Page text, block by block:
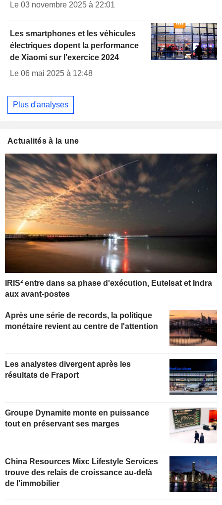
Le 03 novembre 2025 à 22:01
Les smartphones et les véhicules
électriques dopent la performance
de Xiaomi sur l'exercice 2024
Le 06 mai 2025 à 12:48
Plus d'analyses
Actualités à la une
IRIS² entre dans sa phase d'exécution, Eutelsat et Indra
aux avant-postes
Après une série de records, la politique
monétaire revient au centre de l'attention
Les analystes divergent après les
résultats de Fraport
Groupe Dynamite monte en puissance
tout en préservant ses marges
China Resources Mixc Lifestyle Services
trouve des relais de croissance au-delà
de l'immobilier